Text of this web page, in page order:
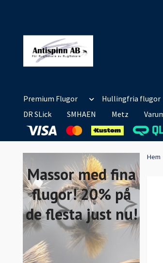
Premium Flugor Hullingfria flugor
DR SLick
SMHAEN Metz
Massor med fina
flugor! 20% på
de flesta just nu!
Hem